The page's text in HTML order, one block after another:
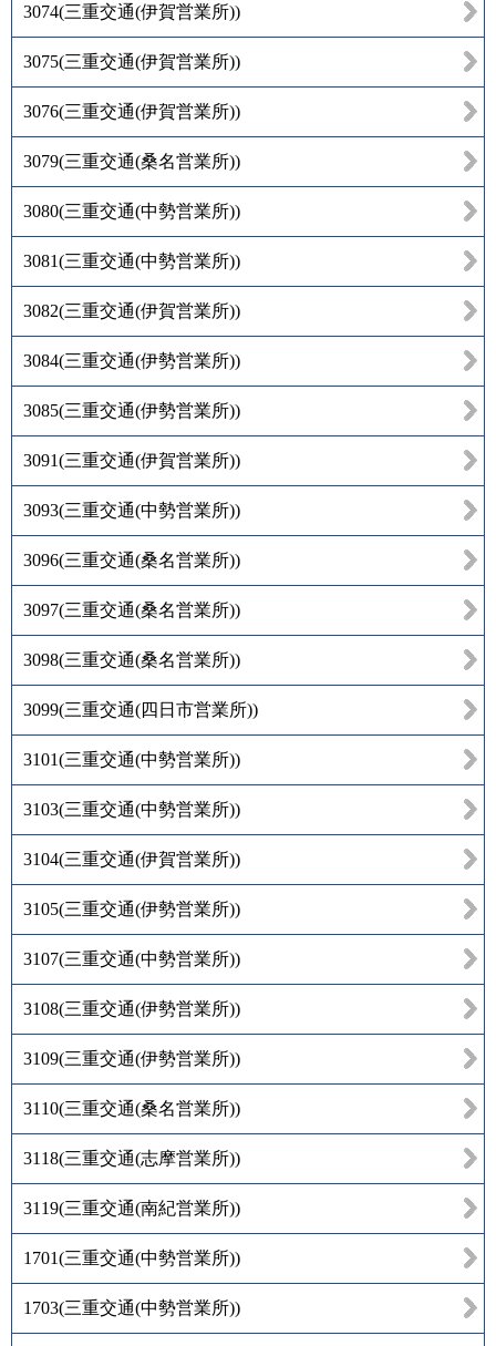
3074(三重交通(伊賀営業所))
3075(三重交通(伊賀営業所))
3076(三重交通(伊賀営業所))
3079(三重交通(桑名営業所))
3080(三重交通(中勢営業所))
3081(三重交通(中勢営業所))
3082(三重交通(伊賀営業所))
3084(三重交通(伊勢営業所))
3085(三重交通(伊勢営業所))
3091(三重交通(伊賀営業所))
3093(三重交通(中勢営業所))
3096(三重交通(桑名営業所))
3097(三重交通(桑名営業所))
3098(三重交通(桑名営業所))
3099(三重交通(四日市営業所))
3101(三重交通(中勢営業所))
3103(三重交通(中勢営業所))
3104(三重交通(伊賀営業所))
3105(三重交通(伊勢営業所))
3107(三重交通(中勢営業所))
3108(三重交通(伊勢営業所))
3109(三重交通(伊勢営業所))
3110(三重交通(桑名営業所))
3118(三重交通(志摩営業所))
3119(三重交通(南紀営業所))
1701(三重交通(中勢営業所))
1703(三重交通(中勢営業所))